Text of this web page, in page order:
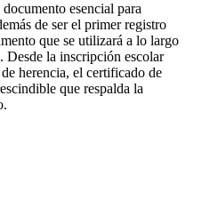
esencial para
de ser el primer registro
que se utilizará a lo largo
Desde la inscripción escolar
herencia, el certificado de
que respalda la